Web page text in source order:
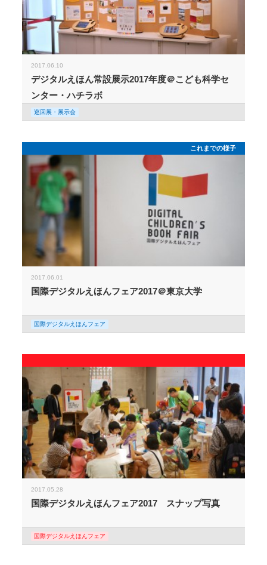
2017.06.10
デジタルえほん常設展示2017年度＠こども科学セ
ンター・ハチラボ
巡回展・展示会
これまでの様子
2017.06.01
国際デジタルえほんフェア2017＠東京大学
国際デジタルえほんフェア
2017.05.28
国際デジタルえほんフェア2017 スナップ写真
国際デジタルえほんフェア